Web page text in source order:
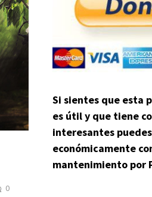
0
Si sientes que esta
es útil y que tiene
interesantes
económicamente
mantenimiento por